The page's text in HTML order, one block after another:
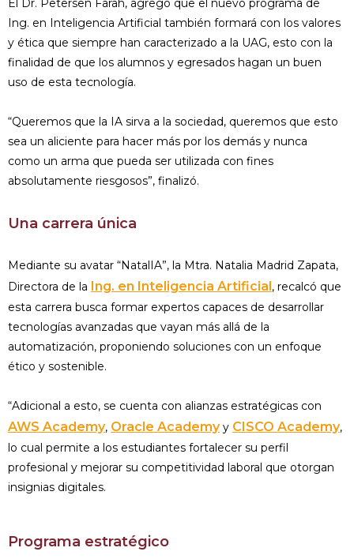
El Dr. Petersen Farah, agregó que el nuevo programa de
Ing. en Inteligencia Artificial también formará con los valores
y ética que siempre han caracterizado a la UAG, esto con la
finalidad de que los alumnos y egresados hagan un buen
uso de esta tecnología.
“Queremos que la IA sirva a la sociedad, queremos que esto
sea un aliciente para hacer más por los demás y nunca
como un arma que pueda ser utilizada con fines
absolutamente riesgosos”, finalizó.
Una carrera única
Mediante su avatar “NatalIA”, la Mtra. Natalia Madrid Zapata,
Directora de la
Ing. en Inteligencia Artificial , recalcó que
esta carrera busca formar expertos capaces de desarrollar
tecnologías avanzadas que vayan más allá de la
automatización, proponiendo soluciones con un enfoque
ético y sostenible.
“Adicional a esto, se cuenta con alianzas estratégicas con
AWS Academy, Oracle Academyy CISCO Academy,
lo cual permite a los estudiantes fortalecer su perfil
profesional y mejorar su competitividad laboral que otorgan
insignias digitales.
Programa estratégico